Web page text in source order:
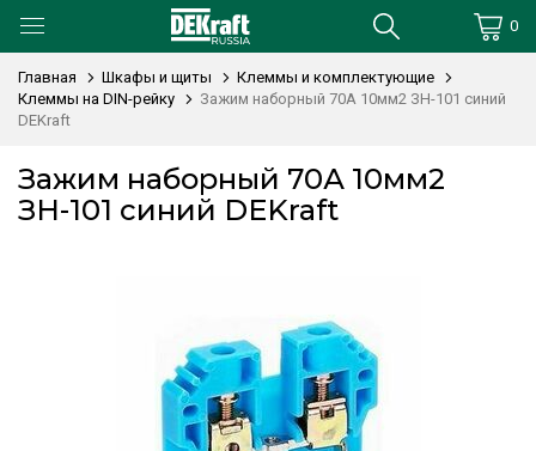
0
Главная Шкафы и щиты
Клеммы и комплектующие
Клеммы на DIN-рейку
Зажим наборный 70А 10мм2 ЗН-101 синий
DEKraft
Зажим наборный 70А 10мм2
ЗН-101 синий DEKraft